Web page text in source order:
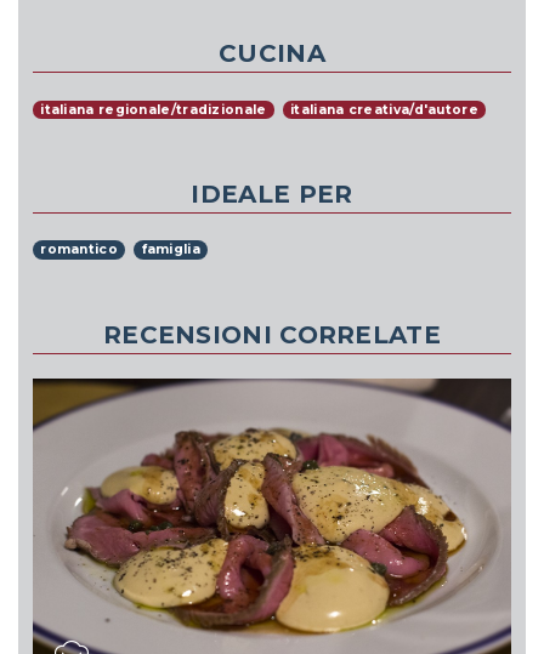
CUCINA
italiana regionale/tradizionale italiana creativa/d'autore
IDEALE PER
romantico famiglia
RECENSIONI CORRELATE